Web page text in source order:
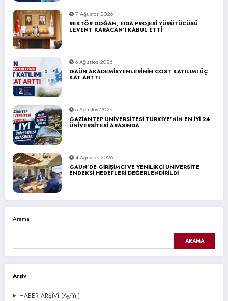
7 Ağustos 2026
REKTÖR DOĞAN, EIDA PROJESİ YÜRÜTÜCÜSÜ
LEVENT KARACAN’I KABUL ETTİ
6 Ağustos 2026
GAÜN AKADEMİSYENLERİNİN COST KATILIMI ÜÇ
KAT ARTTI
5 Ağustos 2026
GAZİANTEP ÜNİVERSİTESİ TÜRKİYE’NİN EN İYİ 24
ÜNİVERSİTESİ ARASINDA
4 Ağustos 2026
GAÜN’DE GİRİŞİMCİ VE YENİLİKÇİ ÜNİVERSİTE
ENDEKSİ HEDEFLERİ DEĞERLENDİRİLDİ
Arama
ARAMA
Arşiv
HABER ARŞİVİ (Ay/Yıl)